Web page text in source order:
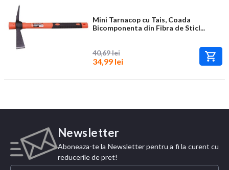
Mini Tarnacop cu Tais, Coada
Bicomponenta din Fibra de Sticl...
40,69 lei
34,99 lei
Newsletter
Aboneaza-te la Newsletter pentru a fi la curent cu
reducerile de pret!